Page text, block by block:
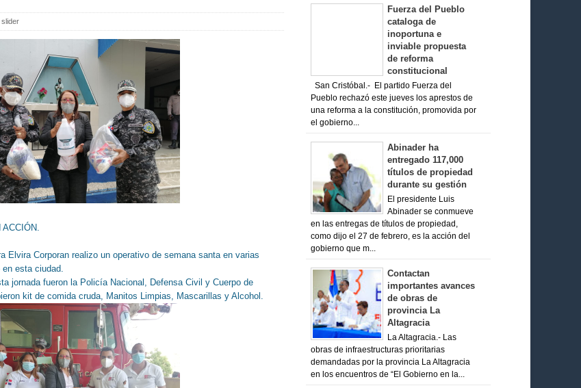
slider
Elvira Corporan realizo un operativo de semana santa en varias
esta ciudad.
jornada fueron la Policía Nacional, Defensa Civil y Cuerpo de
kit de comida cruda, Manitos Limpias, Mascarillas y Alcohol.
Fuerza del Pueblo
cataloga de
inoportuna e
inviable propuesta
de reforma
constitucional
San Cristóbal.- El partido Fuerza del
Pueblo rechazó este jueves los aprestos de
una reforma a la constitución, promovida por
el gobierno...
Abinader ha
entregado 117,000
títulos de propiedad
durante su gestión
El presidente Luis
Abinader se conmueve
en las entregas de títulos de propiedad,
como dijo el 27 de febrero, es la acción del
gobierno que m...
Contactan
importantes avances
de obras de
provincia La
Altagracia
La Altagracia.- Las
obras de infraestructuras prioritarias
demandadas por la provincia La Altagracia
en los encuentros de “El Gobierno en la...